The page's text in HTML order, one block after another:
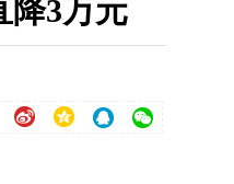
降3万元